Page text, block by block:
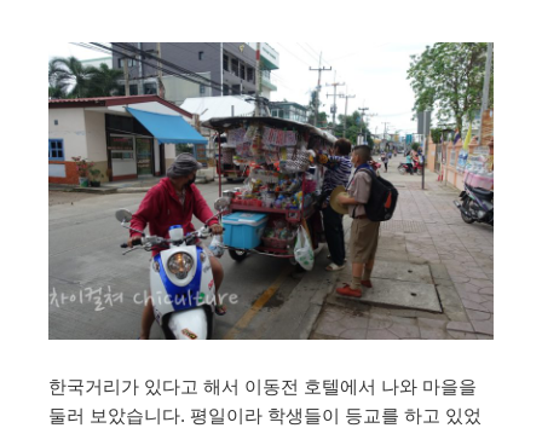
한국거리가 있다고 해서 이동전 호텔에서 나와 마을을
둘러 보았습니다. 평일이라 학생들이 등교를 하고 있었